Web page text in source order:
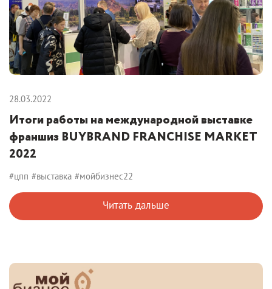
28.03.2022
Итоги работы на международной выставке
франшиз BUYBRAND FRANCHISE MARKET
2022
#цпп #выставка #мойбизнес22
Читать дальше